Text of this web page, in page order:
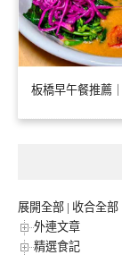
板橋早午餐推薦
展開全部 | 收合全部
外連文章
精選食記